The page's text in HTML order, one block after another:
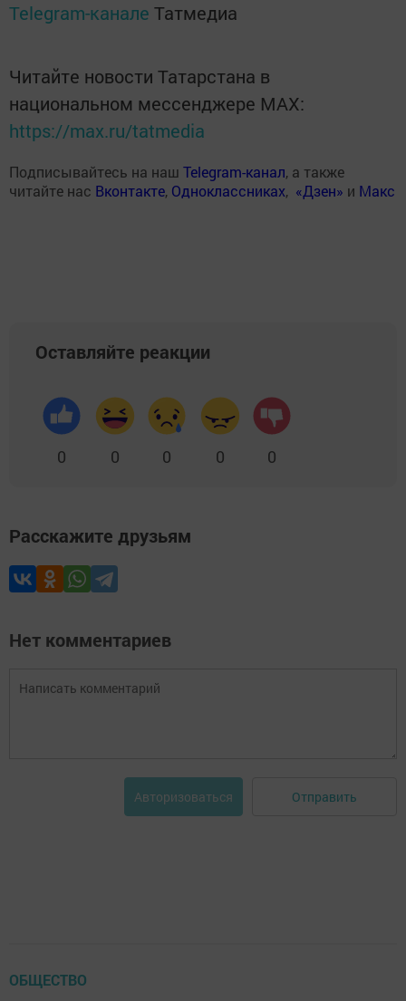
Telegram-канале Татмедиа
Читайте новости Татарстана в
национальном мессенджере MАХ:
https://max.ru/tatmedia
Подписывайтесь на наш Telegram-канал, а также
читайте нас Вконтакте, Одноклассниках, «Дзен» и Макс
Оставляйте реакции
0 0 0 0 0
Расскажите друзьям
Нет комментариев
Авторизоваться Отправить
ОБЩЕСТВО